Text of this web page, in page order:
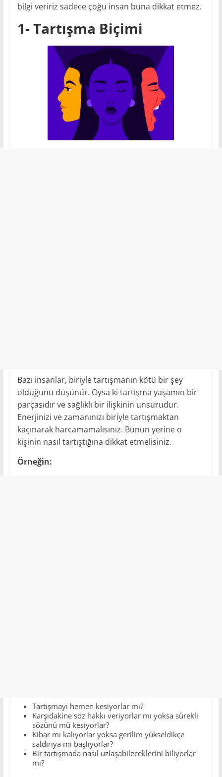
bilgi veririz sadece çoğu insan buna dikkat etmez.
1- Tartışma Biçimi
Bazı insanlar, biriyle tartışmanın kötü bir şey
olduğunu düşünür. Oysa ki tartışma yaşamın bir
parçasıdır ve sağlıklı bir ilişkinin unsurudur.
Enerjinizi ve zamanınızı biriyle tartışmaktan
kaçınarak harcamamalısınız. Bunun yerine o
kişinin nasıl tartıştığına dikkat etmelisiniz.
Örneğin:
Tartışmayı hemen kesiyorlar mı?
Karşıdakine söz hakkı veriyorlar mı yoksa sürekli
sözünü mü kesiyorlar?
Kibar mı kalıyorlar yoksa gerilim yükseldikçe
saldırıya mı başlıyorlar?
Bir tartışmada nasıl uzlaşabileceklerini biliyorlar
mı?